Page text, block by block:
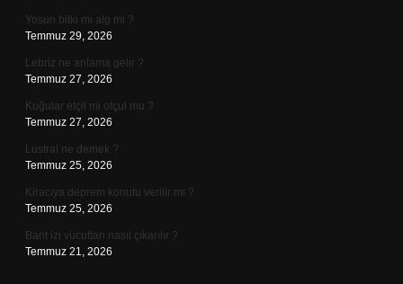
Yosun bitki mi alg mi ?
Temmuz 29, 2026
Lebriz ne anlama gelir ?
Temmuz 27, 2026
Kuğular etçil mi otçul mu ?
Temmuz 27, 2026
Lustral ne demek ?
Temmuz 25, 2026
Kiracıya deprem konutu verilir mi ?
Temmuz 25, 2026
Bant izi vücuttan nasıl çıkarılır ?
Temmuz 21, 2026